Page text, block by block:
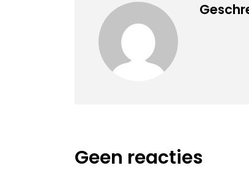
Geen reacties